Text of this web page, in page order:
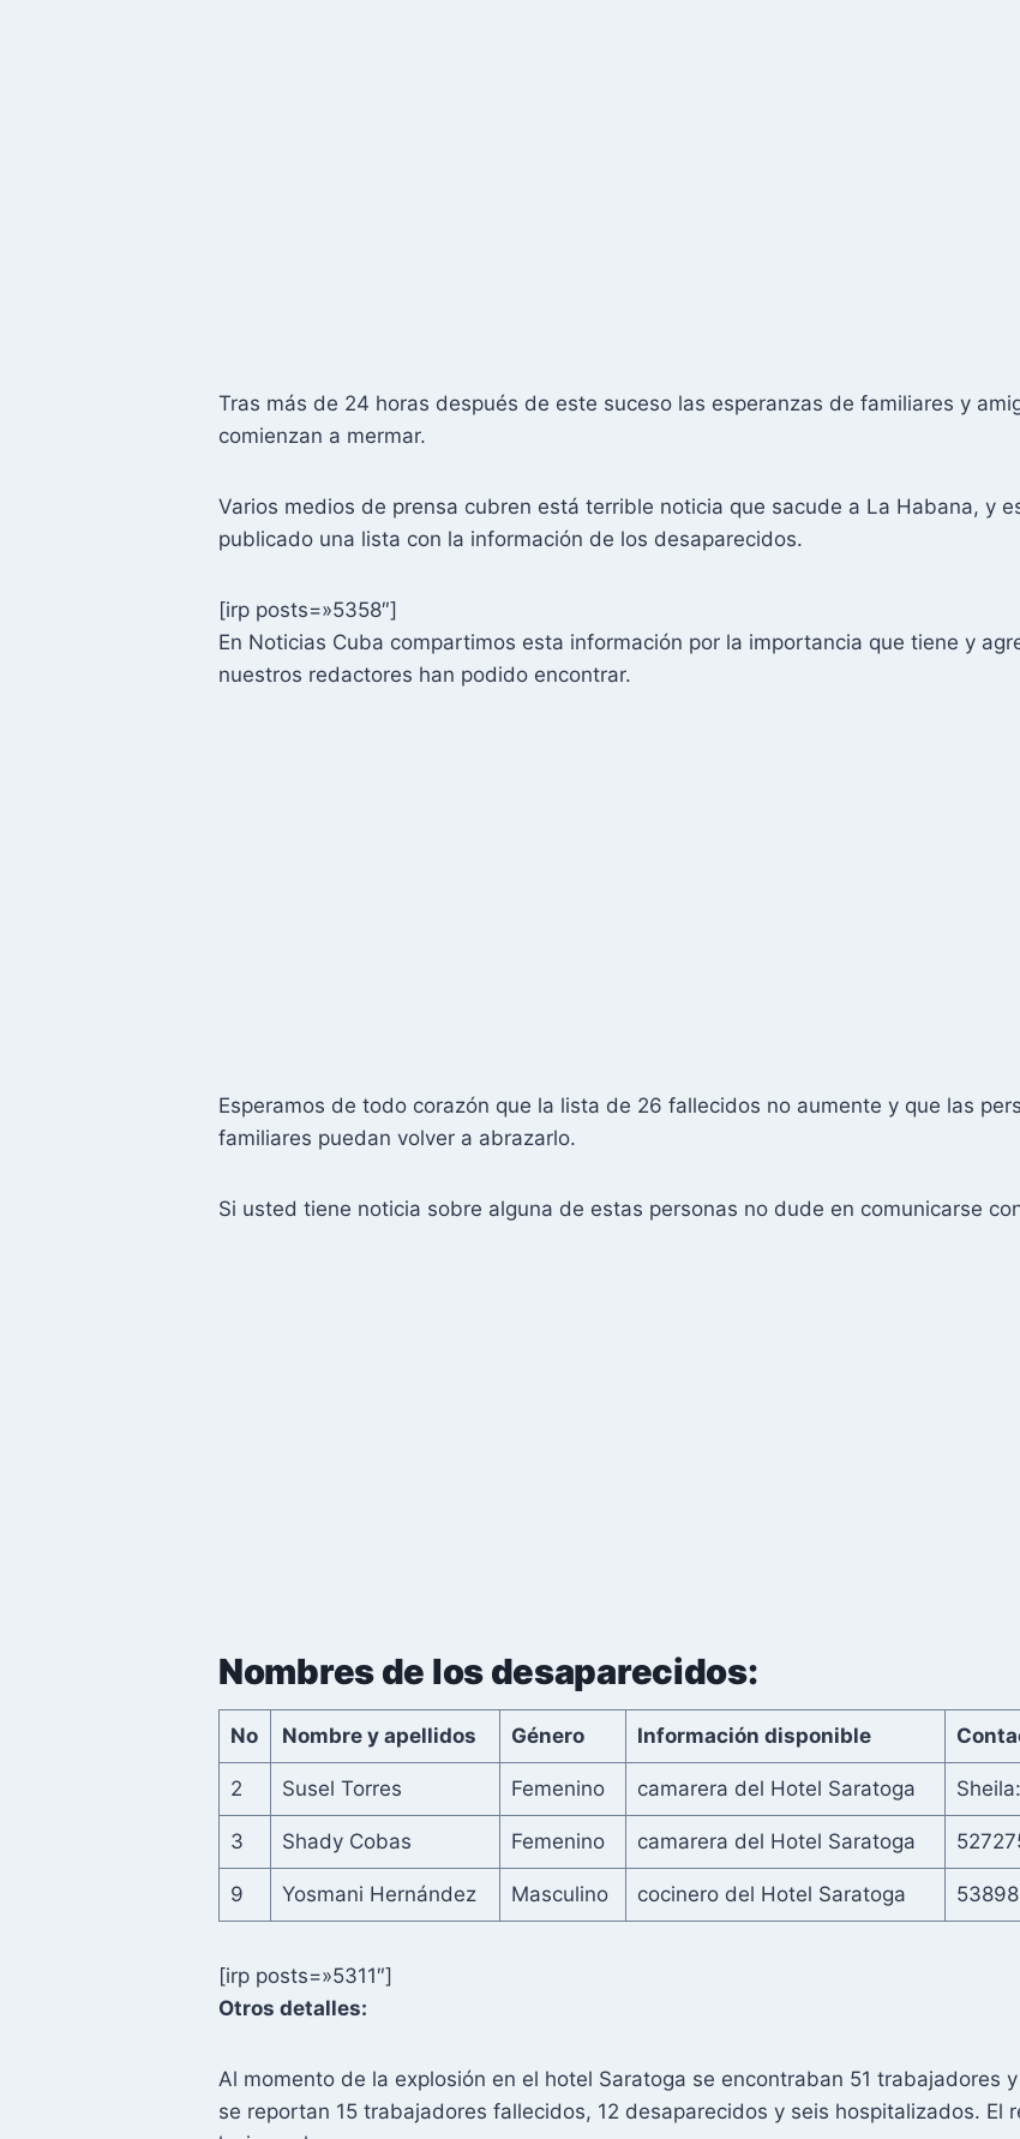
Tras más de 24 horas después de este suceso las esperanzas de familiares y
comienzan a mermar.
Varios medios de prensa cubren está terrible noticia que sacude a La Habana, y
publicado una lista con la información de los desaparecidos.
[irp posts=»5358″]
En Noticias Cuba compartimos esta información por la importancia que tiene y
nuestros redactores han podido encontrar.
Esperamos de todo corazón que la lista de 26 fallecidos no aumente y que las
familiares puedan volver a abrazarlo.
Si usted tiene noticia sobre alguna de estas personas no dude en comunicarse
Nombres de los desaparecidos:
No Nombre y apellidos Género Información disponible
2 Susel Torres Femenino camarera del Hotel Saratoga
3 Shady Cobas Femenino camarera del Hotel Saratoga
9 Yosmani Hernández Masculino cocinero del Hotel Saratoga
[irp posts=»5311″]
Otros detalles:
Al momento de la explosión en el hotel Saratoga se encontraban 51 trabajadores
se reportan 15 trabajadores fallecidos, 12 desaparecidos y seis hospitalizados. El